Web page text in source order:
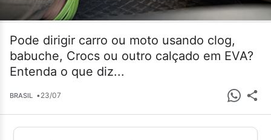
Pode dirigir carro ou moto usando clog,
babuche, Crocs ou outro calçado em EVA?
Entenda o que diz...
BRASIL •23/07